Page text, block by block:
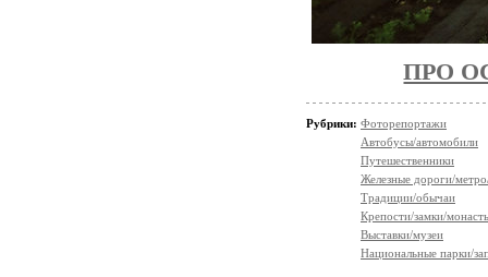
ПРО
Рубрики: Фоторепортажи
Автобусы/автомобили
Путешественники
Железные дороги/
Традиции/обычаи
Крепости/замки/
Выставки/музеи
Национальные парки/